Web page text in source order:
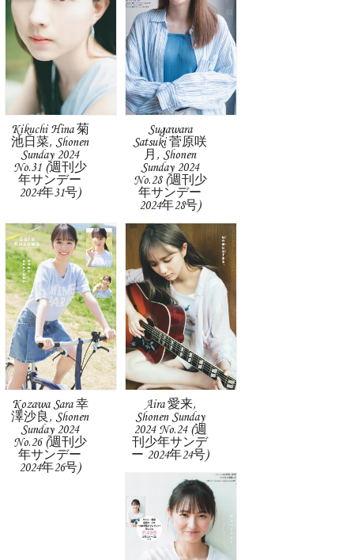
Kikuchi Hina 菊
池日菜, Shonen
Sunday 2024
No.31 (週刊少
年サンデー
2024年31号)
Sugawara
Satsuki 菅原咲
月, Shonen
Sunday 2024
No.28 (週刊少
年サンデー
2024年28号)
Kozawa Sara 幸
澤沙良, Shonen
Sunday 2024
No.26 (週刊少
年サンデー
2024年26号)
Aira 愛来,
Shonen Sunday
2024 No.24 (週
刊少年サンデ
ー 2024年24号)